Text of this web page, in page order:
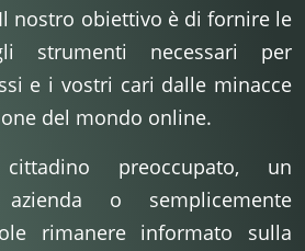
nostro obiettivo è di fornire le
strumenti necessari per
e i vostri cari dalle minacce
del mondo online.
preoccupato, un
o semplicemente
rimanere informato sulla